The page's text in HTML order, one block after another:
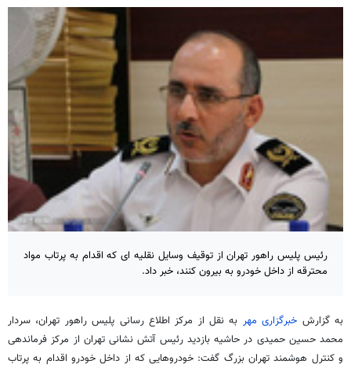
رئیس پلیس راهور تهران از توقیف وسایل نقلیه ای که اقدام به پرتاب مواد
محترقه از داخل خودرو به بیرون کنند، خبر داد.
به گزارش خبرگزاری مهر به نقل از مرکز اطلاع رسانی پلیس راهور تهران، سردار
محمد حسین حمیدی در حاشیه بازدید رئیس آتش نشانی تهران از مرکز فرماندهی
و کنترل هوشمند تهران بزرگ گفت: خودروهایی که از داخل خودرو اقدام به پرتاب